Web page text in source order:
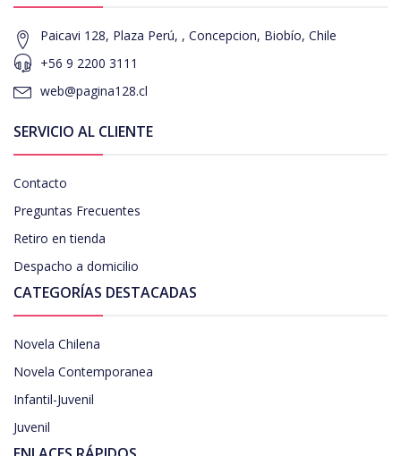
Paicavi 128, Plaza Perú, , Concepcion, Biobío, Chile
+56 9 2200 3111
web@pagina128.cl
SERVICIO AL CLIENTE
Contacto
Preguntas Frecuentes
Retiro en tienda
Despacho a domicilio
CATEGORÍAS DESTACADAS
Novela Chilena
Novela Contemporanea
Infantil-Juvenil
Juvenil